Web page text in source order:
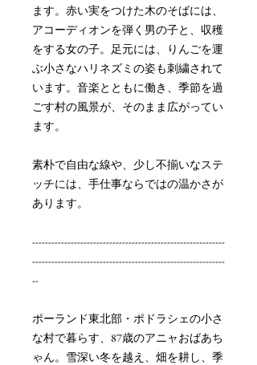
ます。赤い実をつけた木のそばには、
アコーディオンを弾く男の子と、収穫
をする女の子。足元には、りんごを運
ぶ小さなハリネズミの姿も刺繍されて
います。音楽とともに働き、季節を過
ごす村の風景が、そのまま広がってい
ます。
素朴で自由な線や、少し不揃いなステ
ッチには、手仕事ならではの温かさが
あります。
------------------------------------------------------------
------------------------------------------------------------
--
ポーランド東北部・ポドラシェの小さ
な村で暮らす、87歳のアニャおばあち
ゃん。雪深い冬を越え、畑を耕し、季